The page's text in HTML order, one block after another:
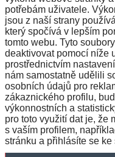
potřebám uživatele.
jsou z naší strany
který spočívá v lepším
tomto webu. Tyto
deaktivovat pomocí níže
prostřednictvím
nám samostatně udělili
osobních údajů pro
zákaznického profilu,
výkonnostních a
pro toto využití dat je, že
s vaším profilem,
stránku a přihlásíte se ke